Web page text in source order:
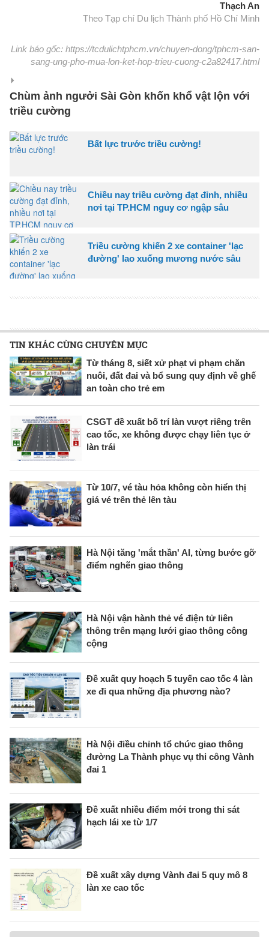
Thạch An
Theo Tạp chí Du lịch Thành phố Hồ Chí Minh
Link báo gốc: https://tcdulichtphcm.vn/chuyen-dong/tphcm-san-
sang-ung-pho-mua-lon-ket-hop-trieu-cuong-c2a82417.html
Chùm ảnh ngưởi Sài Gòn khốn khổ vật lộn với
triều cường
Bất lực trước triều cường!
Chiều nay triều cường đạt đỉnh, nhiều
nơi tại TP.HCM nguy cơ ngập sâu
Triều cường khiến 2 xe container 'lạc
đường' lao xuống mương nước sâu
TIN KHÁC CÙNG CHUYÊN MỤC
Từ tháng 8, siết xử phạt vi phạm chăn
nuôi, đất đai và bổ sung quy định về ghế
an toàn cho trẻ em
CSGT đề xuất bố trí làn vượt riêng trên
cao tốc, xe không được chạy liên tục ở
làn trái
Từ 10/7, vé tàu hỏa không còn hiển thị
giá vé trên thẻ lên tàu
Hà Nội tăng 'mắt thần' AI, từng bước gỡ
điểm nghẽn giao thông
Hà Nội vận hành thẻ vé điện tử liên
thông trên mạng lưới giao thông công
cộng
Đề xuất quy hoạch 5 tuyến cao tốc 4 làn
xe đi qua những địa phương nào?
Hà Nội điều chỉnh tổ chức giao thông
đường La Thành phục vụ thi công Vành
đai 1
Đề xuất nhiều điểm mới trong thi sát
hạch lái xe từ 1/7
Đề xuất xây dựng Vành đai 5 quy mô 8
làn xe cao tốc